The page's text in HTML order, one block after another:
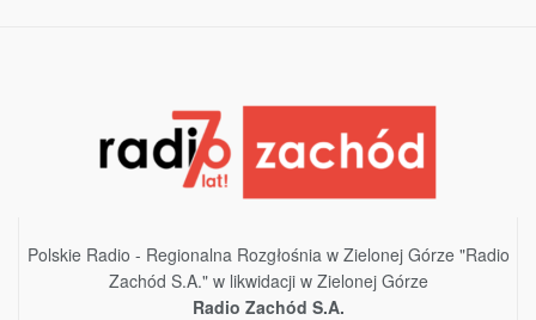
Polskie Radio - Regionalna Rozgłośnia w Zielonej Górze "Radio
Zachód S.A." w likwidacji w Zielonej Górze
Radio Zachód S.A.